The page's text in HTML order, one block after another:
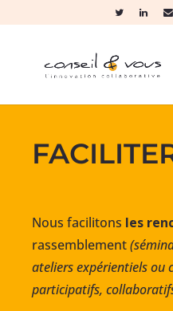
Nous facilitons les
rassemblement
ateliers expérientiels ou
participatifs,